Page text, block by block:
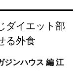
ダイエット部
る外食
ジンハウス 編 江